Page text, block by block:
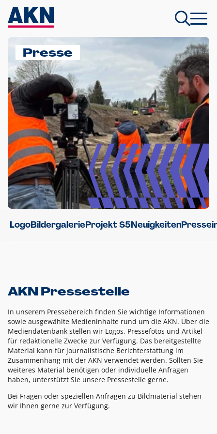
Presse
LogoBildergalerieProjekt S5Neuigkeiten
AKN Pressestelle
In unserem Pressebereich finden Sie wichtige Informationen
sowie ausgewählte Medieninhalte rund um die AKN. Über die
Mediendatenbank stellen wir Logos, Pressefotos und Artikel
für redaktionelle Zwecke zur Verfügung. Das bereitgestellte
Material kann für journalistische Berichterstattung im
Zusammenhang mit der AKN verwendet werden. Sollten Sie
weiteres Material benötigen oder individuelle Anfragen
haben, unterstützt Sie unsere Pressestelle gerne.
Bei Fragen oder speziellen Anfragen zu Bildmaterial stehen
wir Ihnen gerne zur Verfügung.